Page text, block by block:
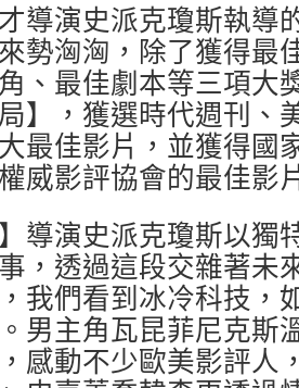
導演史派克瓊斯執導
勢洶洶，除了獲得最
、最佳劇本等三項大
局】，獲選時代週刊
最佳影片，並獲得國
威影評協會的最佳影
】導演史派克瓊斯以獨
，透過這段交雜著未
我們看到冰冷科技，
男主角瓦昆菲尼克斯
感動不少歐美影評人